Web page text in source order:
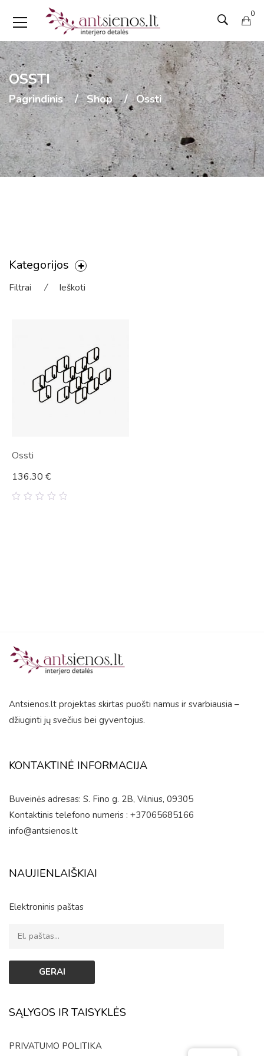
0
OSSTI
Pagrindinis Shop Ossti
Kategorijos
Filtrai ⁄ Ieškoti
Ossti
136.30 €
Antsienos.lt projektas skirtas puošti namus ir svarbiausia –
džiuginti jų svečius bei gyventojus.
KONTAKTINĖ INFORMACIJA
Buveinės adresas: S. Fino g. 2B, Vilnius, 09305
Kontaktinis telefono numeris : +37065685166
info@antsienos.lt
NAUJIENLAIŠKIAI
Elektroninis paštas
SĄLYGOS IR TAISYKLĖS
PRIVATUMO POLITIKA